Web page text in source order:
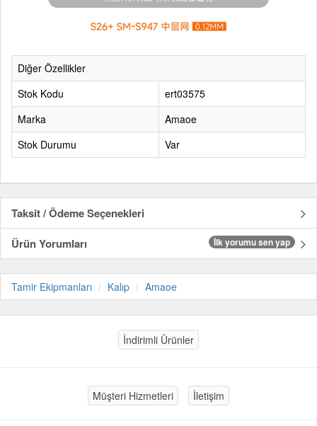
Diğer Özellikler
Stok Kodu
ert03575
Marka
Amaoe
Stok Durumu
Var
Taksit / Ödeme Seçenekleri
Ürün Yorumları
İlk yorumu sen yap
Tamir Ekipmanları Kalıp Amaoe
İndirimli Ürünler
Müşteri Hizmetleri İletişim